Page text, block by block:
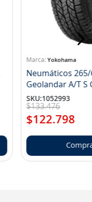
Yokohama
Neumáticos 265/
SKU:1052993
$133.476
$122.798